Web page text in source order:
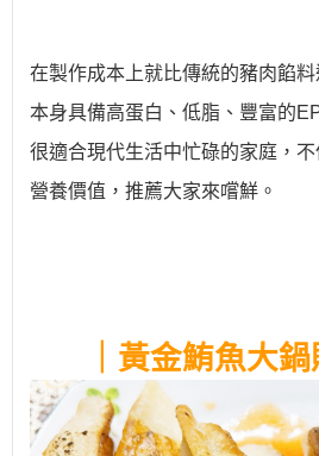
在製作成本上就比傳統的豬肉餡
本身具備高蛋白、低脂、豐富的
很適合現代生活中忙碌的家庭，
營養價值，推薦大家來嚐鮮。
黃金鮪魚大鍋